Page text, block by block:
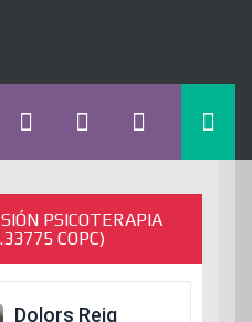
PSICOTERAPIA
COPC)